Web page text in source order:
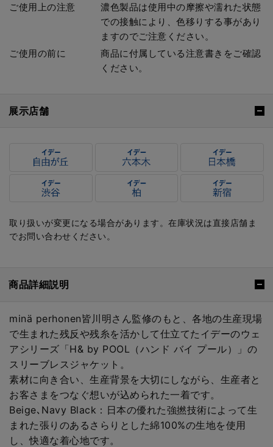
ご使用上の注意
濃色製品は使用中の摩擦や濡れた状態
での接触により、色移りする事があり
ますのでご注意ください。
ご使用の前に
商品に付属している注意書きをご確認
ください。
展示店舗
取り扱いが変更になる場合があります。在庫状況は直接店舗ま
でお問い合わせください。
商品詳細説明
minä perhonen皆川明さん監修のもと、各地の生産現場
で生まれた残反や残糸を活かして仕立てたイデーのウェ
アシリーズ「H& by POOL（ハンド バイ プール）」の
スリーブレスジャケット。
素材に向き合い、生産背景を大切にしながら、生産者と
お客さまをつなぐ想いが込められた一着です。
Beige､Navy Black：日本の優れた強撚技術によって生
まれた張りのあるさらりとした綿100%の生地を使用
し、快適な着心地です。